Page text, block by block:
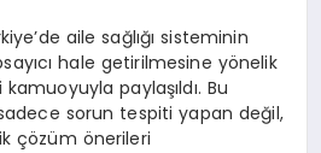
aile sağlığı sisteminin
hale getirilmesine yönelik
paylaşıldı. Bu
sadece sorun tespiti yapan değil,
çözüm önerileri